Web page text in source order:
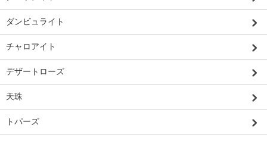
ダンビュライト
チャロアイト
デザートローズ
天珠
トパーズ